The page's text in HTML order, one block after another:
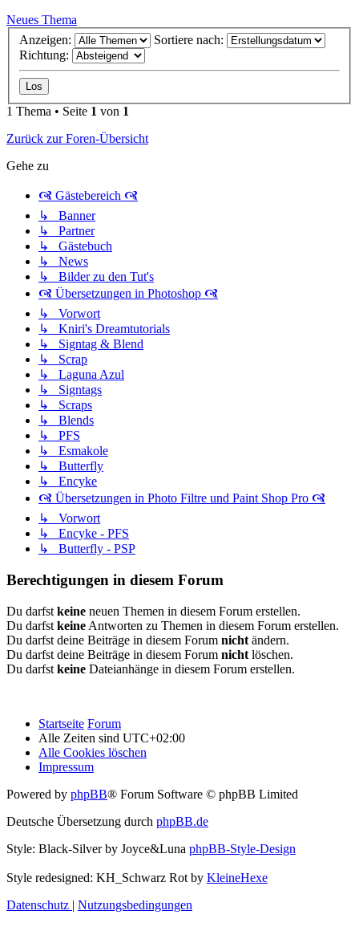
Neues Thema
Anzeigen:
Sortiere nach:
Richtung:
1 Thema • Seite 1 von 1
Zurück zur Foren-Übersicht
Gehe zu
🙧 Gästebereich 🙧
↳ Banner
↳ Partner
↳ Gästebuch
↳ News
↳ Bilder zu den Tut's
🙧 Übersetzungen in Photoshop 🙧
↳ Vorwort
↳ Kniri's Dreamtutorials
↳ Signtag & Blend
↳ Scrap
↳ Laguna Azul
↳ Signtags
↳ Scraps
↳ Blends
↳ PFS
↳ Esmakole
↳ Butterfly
↳ Encyke
🙧 Übersetzungen in Photo Filtre und Paint Shop Pro 🙧
↳ Vorwort
↳ Encyke - PFS
↳ Butterfly - PSP
Berechtigungen in diesem Forum
Du darfst keine neuen Themen in diesem Forum erstellen.
Du darfst keine Antworten zu Themen in diesem Forum erstellen.
Du darfst deine Beiträge in diesem Forum nicht ändern.
Du darfst deine Beiträge in diesem Forum nicht löschen.
Du darfst keine Dateianhänge in diesem Forum erstellen.
Startseite Forum
Alle Zeiten sind UTC+02:00
Alle Cookies löschen
Impressum
Powered by phpBB® Forum Software © phpBB Limited
Deutsche Übersetzung durch phpBB.de
Style: Black-Silver by Joyce&Luna phpBB-Style-Design
Style redesigned: KH_Schwarz Rot by KleineHexe
Datenschutz | Nutzungsbedingungen